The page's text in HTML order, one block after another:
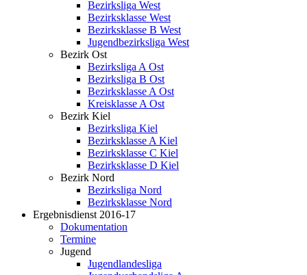
Bezirksliga West
Bezirksklasse West
Bezirksklasse B West
Jugendbezirksliga West
Bezirk Ost
Bezirksliga A Ost
Bezirksliga B Ost
Bezirksklasse A Ost
Kreisklasse A Ost
Bezirk Kiel
Bezirksliga Kiel
Bezirksklasse A Kiel
Bezirksklasse C Kiel
Bezirksklasse D Kiel
Bezirk Nord
Bezirksliga Nord
Bezirksklasse Nord
Ergebnisdienst 2016-17
Dokumentation
Termine
Jugend
Jugendlandesliga